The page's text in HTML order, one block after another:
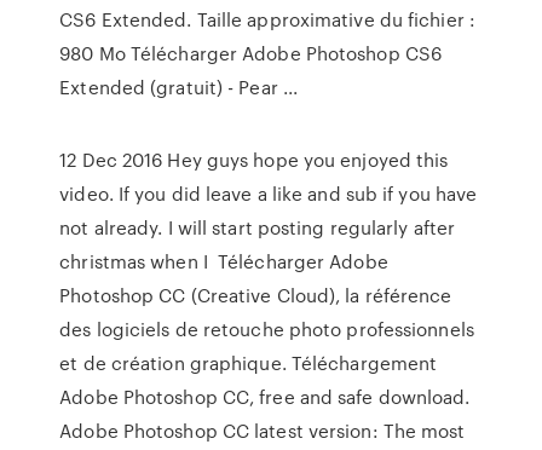
CS6 Extended. Taille approximative du fichier :
980 Mo Télécharger Adobe Photoshop CS6
Extended (gratuit) - Pear ...
12 Dec 2016 Hey guys hope you enjoyed this
video. If you did leave a like and sub if you have
not already. I will start posting regularly after
christmas when I Télécharger Adobe
Photoshop CC (Creative Cloud), la référence
des logiciels de retouche photo professionnels
et de création graphique. Téléchargement
Adobe Photoshop CC, free and safe download.
Adobe Photoshop CC latest version: The most